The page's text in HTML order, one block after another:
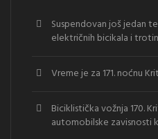
Suspendovan još jedan
električnih bicikala i
Vreme je za 171. noćnu
Biciklistička vožnja 170.
automobilske zavisnosti